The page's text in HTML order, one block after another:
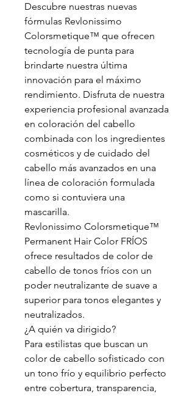
Descubre nuestras nuevas
fórmulas Revlonissimo
Colorsmetique™ que ofrecen
tecnología de punta para
brindarte nuestra última
innovación para el máximo
rendimiento. Disfruta de nuestra
experiencia profesional avanzada
en coloración del cabello
combinada con los ingredientes
cosméticos y de cuidado del
cabello más avanzados en una
línea de coloración formulada
como si contuviera una
mascarilla.
Revlonissimo Colorsmetique™
Permanent Hair Color FRÍOS
ofrece resultados de color de
cabello de tonos fríos con un
poder neutralizante de suave a
superior para tonos elegantes y
neutralizados.
¿A quién va dirigido?
Para estilistas que buscan un
color de cabello sofisticado con
un tono frío y equilibrio perfecto
entre cobertura, transparencia,